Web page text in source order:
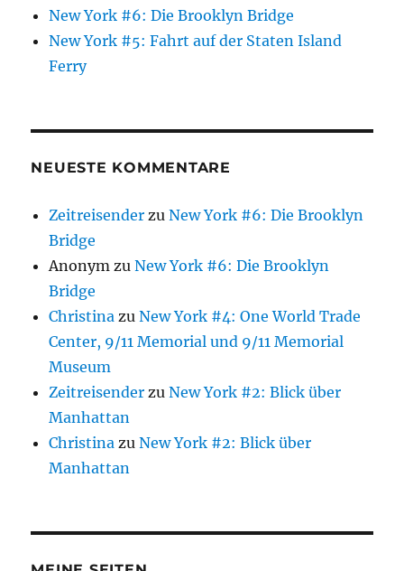
New York #6: Die Brooklyn Bridge
New York #5: Fahrt auf der Staten Island
Ferry
NEUESTE KOMMENTARE
Zeitreisender zuNew York #6: Die Brooklyn
Bridge
Anonym zuNew York #6: Die Brooklyn
Bridge
Christina zuNew York #4: One World Trade
Center, 9/11 Memorial und 9/11 Memorial
Museum
Zeitreisender zuNew York #2: Blick über
Manhattan
Christina zuNew York #2: Blick über
Manhattan